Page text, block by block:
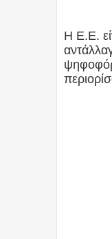
Η Ε.Ε.